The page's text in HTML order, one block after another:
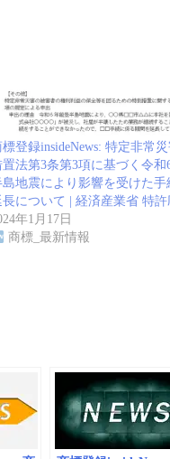
標登録insideNews: 特定非常災
置法第3条第3項に基づく令和
島地震により影響を受けた手
長について | 経済産業省 特許
年1月17日
商標_最新情報